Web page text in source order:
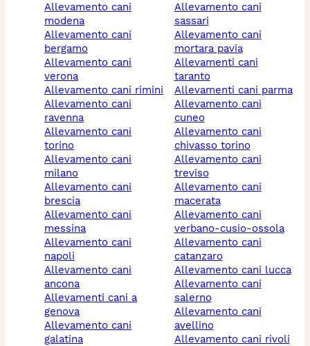
allevamento cani
modena
allevamento cani
bergamo
allevamento cani
verona
allevamento cani rimini
allevamento cani
ravenna
allevamento cani
torino
allevamento cani
milano
allevamento cani
brescia
allevamento cani
messina
allevamento cani
napoli
allevamento cani
ancona
allevamenti cani a
genova
allevamento cani
galatina
allevamento cani
sassari
allevamento cani
mortara pavia
allevamenti cani
taranto
allevamenti cani parma
allevamento cani
cuneo
allevamento cani
chivasso torino
allevamento cani
treviso
allevamento cani
macerata
allevamento cani
verbano-cusio-ossola
allevamento cani
catanzaro
allevamento cani lucca
allevamento cani
salerno
allevamento cani
avellino
allevamento cani rivoli